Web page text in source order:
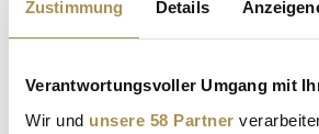
Zustimmung Details
Verantwortungsvoller Umgang mit
Wir und unsere 58 Partner